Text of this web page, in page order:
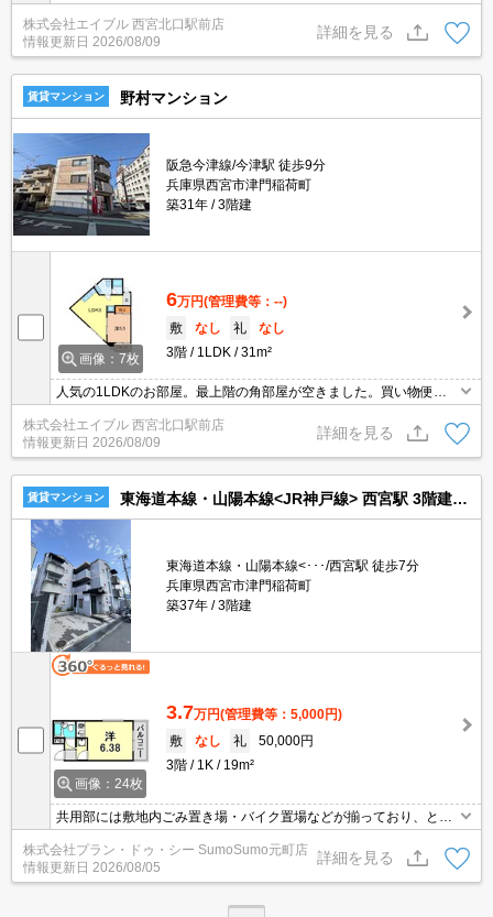
ーゼットが大きく、たっぷり収納がうれしいね。駅近くでラクラク
便利。オートロックも完備で安心ですね。買い物便利な立地ですよ
～!!。
株式会社エイブル 西宮北口駅前店
情報更新日 2026/08/09
詳細を見る
賃貸マンション 野村マンション
阪急今津線/今津駅 徒歩9分
兵庫県西宮市津門稲荷町
築31年
3階建
画像：7枚
6万円(管理費等：--)
敷
なし 礼
なし
3階
1LDK 31m²
人気の1LDKのお部屋。最上階の角部屋が空きました。買い物便利
な立地ですよ～!!。交通便利な2WAY。お問い合わせお待ちしており
ます。
株式会社エイブル 西宮北口駅前店
情報更新日 2026/08/09
詳細を見る
賃貸マンション 東海道本線・山陽本線<JR神戸線> 西宮駅 3階建 築37年
東海道本線・山陽本線<･･･/西宮駅 徒歩7分
兵庫県西宮市津門稲荷町
築37年
3階建
画像：24枚
3.7万円(管理費等：5,000円)
敷
なし 礼
50,000円
3階
1K 19m²
共用部には敷地内ごみ置き場・バイク置場などが揃っており、とて
も充実しています。室内設備はエアコン・CS・CATVなどが揃って
いるので、快適に過ごしやすいお部屋になります。セキュリティ面
は、TVインターホン・オートロックなど充実しているので安心して
生活できます。この物件なら、近くに車を停めることができます。
株式会社プラン・ドゥ・シー SumoSumo元町店
情報更新日 2026/08/05
詳細を見る